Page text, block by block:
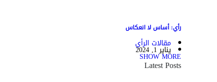
رأي: أساس لا انعكاس
مقالات الرأي
يناير 1, 2024
SHOW MORE
Latest Posts